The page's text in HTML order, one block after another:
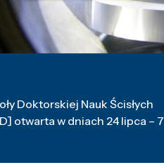
Doktorskiej Nauk Ścisłych
otwarta w dniach 24 lipca – 7